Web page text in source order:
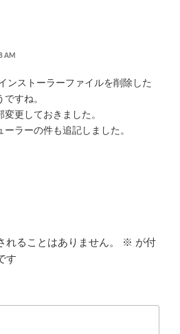
AM
ンストーラーファイルを削除した
すね。
更しておきました。
ーラーの件も追記しました。
れることはありません。 ※ が付
す